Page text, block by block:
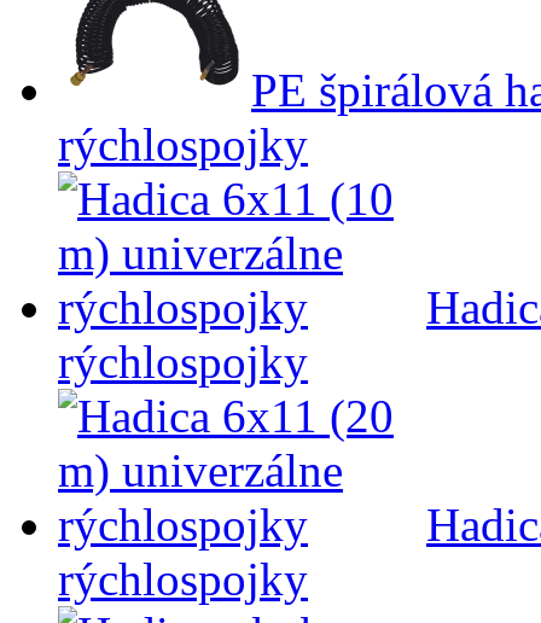
PE špirálová
rýchlospojky
rýchlospojky
rýchlospojky